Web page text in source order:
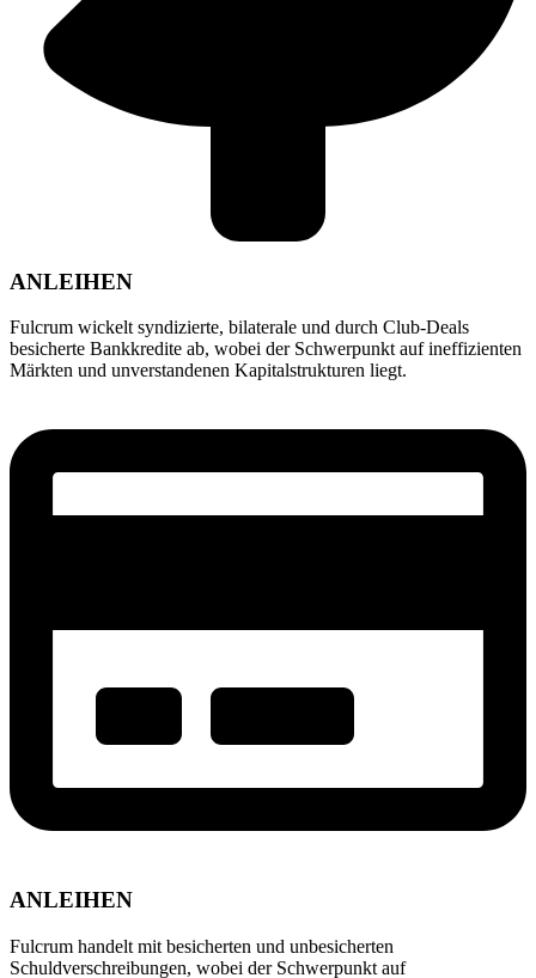
ANLEIHEN
Fulcrum wickelt syndizierte, bilaterale und durch Club-Deals
besicherte Bankkredite ab, wobei der Schwerpunkt auf ineffizienten
Märkten und unverstandenen Kapitalstrukturen liegt.
ANLEIHEN
Fulcrum handelt mit besicherten und unbesicherten
Schuldverschreibungen, wobei der Schwerpunkt auf